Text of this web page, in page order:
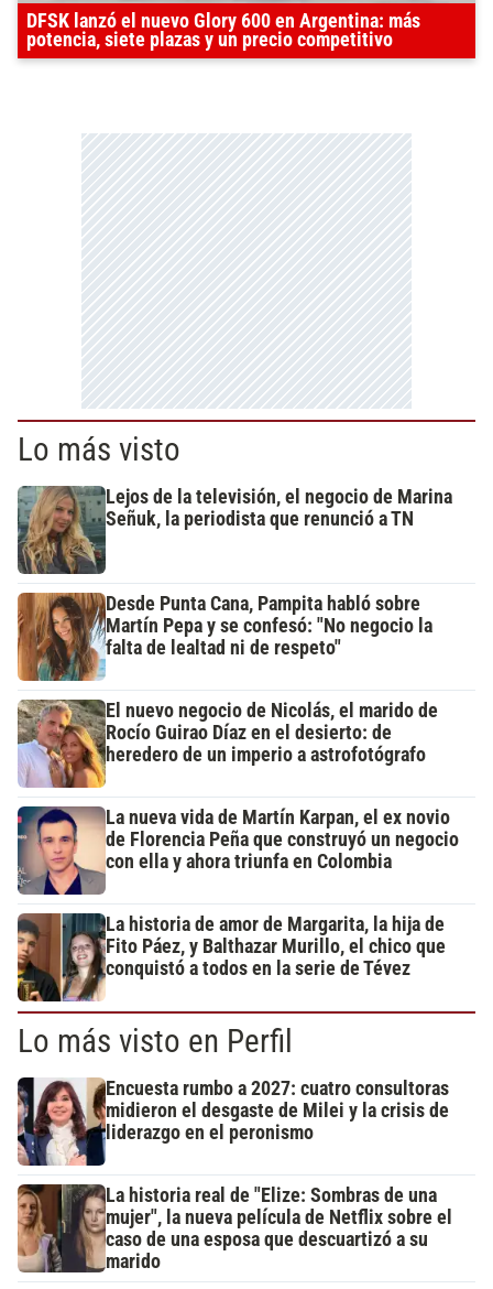
DFSK lanzó el nuevo Glory 600 en Argentina: más
potencia, siete plazas y un precio competitivo
Lo más visto
Lejos de la televisión, el negocio de Marina
Señuk, la periodista que renunció a TN
Desde Punta Cana, Pampita habló sobre
Martín Pepa y se confesó: "No negocio la
falta de lealtad ni de respeto"
El nuevo negocio de Nicolás, el marido de
Rocío Guirao Díaz en el desierto: de
heredero de un imperio a astrofotógrafo
La nueva vida de Martín Karpan, el ex novio
de Florencia Peña que construyó un negocio
con ella y ahora triunfa en Colombia
La historia de amor de Margarita, la hija de
Fito Páez, y Balthazar Murillo, el chico que
conquistó a todos en la serie de Tévez
Lo más visto en Perfil
Encuesta rumbo a 2027: cuatro consultoras
midieron el desgaste de Milei y la crisis de
liderazgo en el peronismo
La historia real de "Elize: Sombras de una
mujer", la nueva película de Netflix sobre el
caso de una esposa que descuartizó a su
marido